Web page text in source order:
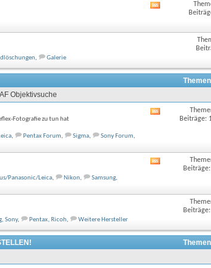
Forums
, Galerie
Objektivsuche
Fotografie zu tun hat
, Pentax Forum, Sigma, Sony Forum,
Beiträge:
Panasonic/Leica, Nikon, Samsung,
Sony, Pentax, Ricoh, Weitere Hersteller